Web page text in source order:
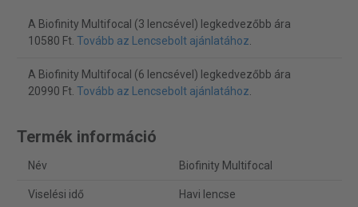
A Biofinity Multifocal (3 lencsével) legkedvezőbb ára
10580 Ft. Tovább az Lencsebolt ajánlatához.
A Biofinity Multifocal (6 lencsével) legkedvezőbb ára
20990 Ft. Tovább az Lencsebolt ajánlatához.
Termék információ
Név Biofinity Multifocal
Viselési idő Havi lencse